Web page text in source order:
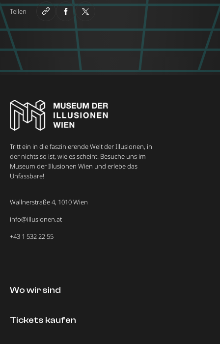
Teilen
Tritt ein in die faszinierende Welt der Illusionen, in
der nichts so ist, wie es scheint. Besuche uns im
Museum der Illusionen Wien und erlebe das
Unfassbare!
Wallnerstraße 4, 1010 Wien
info@illusionen.at
+43 1 532 22 55
Wo wir sind
Tickets kaufen